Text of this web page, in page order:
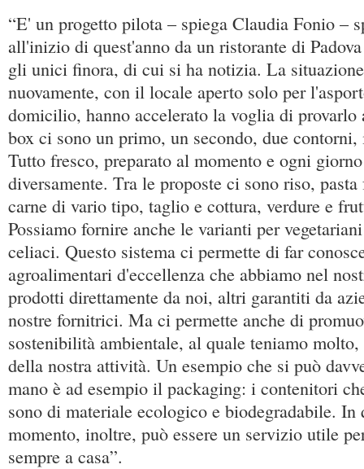
“E' un progetto pilota – spiega Claudia Fonio –
all'inizio di quest'anno da un ristorante di
gli unici finora, di cui si ha notizia. La
nuovamente, con il locale aperto solo per
domicilio, hanno accelerato la voglia di provarlo
box ci sono un primo, un secondo, due
Tutto fresco, preparato al momento e ogni
diversamente. Tra le proposte ci sono riso,
carne di vario tipo, taglio e cottura, verdure e
Possiamo fornire anche le varianti per
celiaci. Questo sistema ci permette di far
agroalimentari d'eccellenza che abbiamo nel
prodotti direttamente da noi, altri garantiti da
nostre fornitrici. Ma ci permette anche di
sostenibilità ambientale, al quale teniamo
della nostra attività. Un esempio che si può
mano è ad esempio il packaging: i contenitori
sono di materiale ecologico e biodegradabile. In
momento, inoltre, può essere un servizio utile
sempre a casa”.